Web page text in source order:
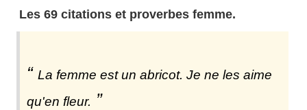
Les 69 citations et proverbes femme.
La femme est un abricot. Je ne les aime
qu'en fleur.